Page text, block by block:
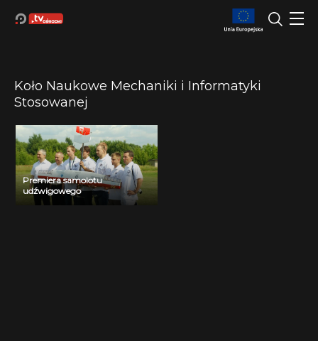
Koło Naukowe Mechaniki i Informatyki
Stosowanej
Premiera samolotu
udźwigowego